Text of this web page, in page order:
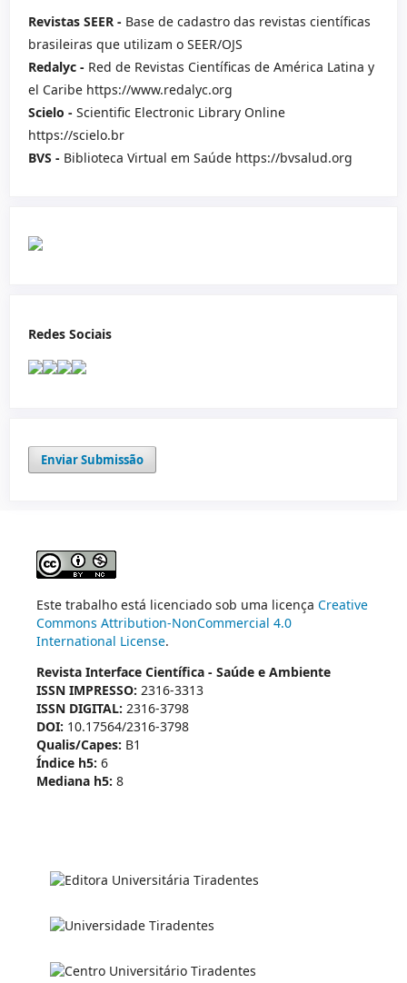
Revistas SEER - Base de cadastro das revistas científicas
brasileiras que utilizam o SEER/OJS
Redalyc - Red de Revistas Científicas de América Latina y
el Caribe https://www.redalyc.org
Scielo - Scientific Electronic Library Online
https://scielo.br
BVS - Biblioteca Virtual em Saúde https://bvsalud.org
Redes Sociais
Enviar Submissão
Este trabalho está licenciado sob uma licença Creative
Commons Attribution-NonCommercial 4.0
International License.
Revista Interface Científica - Saúde e Ambiente
ISSN IMPRESSO: 2316-3313
ISSN DIGITAL: 2316-3798
DOI: 10.17564/2316-3798
Qualis/Capes: B1
Índice h5: 6
Mediana h5: 8